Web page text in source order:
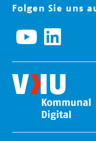
Folgen Sie uns